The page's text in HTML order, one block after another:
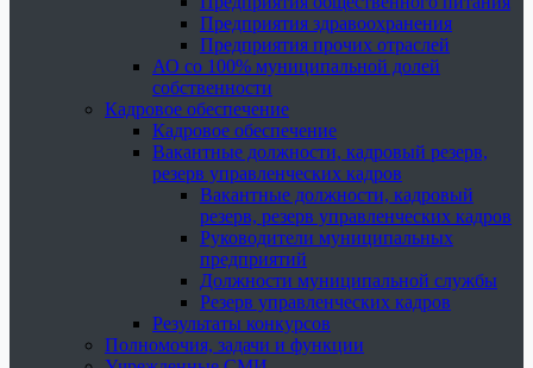
Предприятия здравоохранения
Предприятия прочих отраслей
АО со 100% муниципальной долей
собственности
Кадровое обеспечение
Кадровое обеспечение
Вакантные должности, кадровый резерв,
резерв управленческих кадров
Вакантные должности, кадровый
резерв, резерв управленческих кадров
Руководители муниципальных
предприятий
Должности муниципальной службы
Резерв управленческих кадров
Результаты конкурсов
Полномочия, задачи и функции